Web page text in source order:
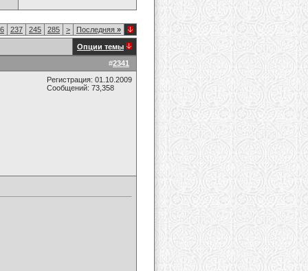
237 245 285 > Последняя »
Опции темы
#2341
Регистрация: 01.10.2009
Сообщений: 73,358